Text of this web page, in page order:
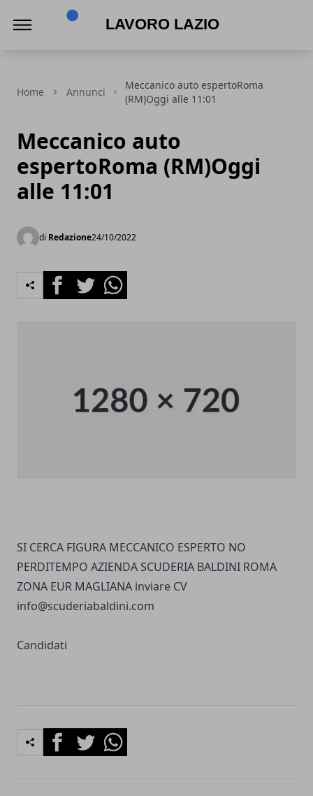
Home Annunci
Meccanico auto espertoRoma
(RM)Oggi alle 11:01
Meccanico auto
espertoRoma (RM)Oggi
alle 11:01
di Redazione24/10/2022
FacebookTwitterWhatsapp
SI CERCA FIGURA MECCANICO ESPERTO NO
PERDITEMPO AZIENDA SCUDERIA BALDINI ROMA
ZONA EUR MAGLIANA inviare CV
info@scuderiabaldini.com
Candidati
FacebookTwitterWhatsapp